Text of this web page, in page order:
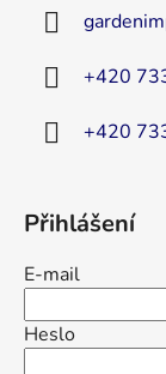
+420
+420
Přihlášení
E-mail
Heslo